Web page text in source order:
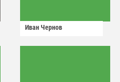
Иван Чернов